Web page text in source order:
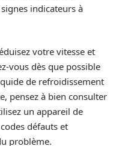
indicateurs à
votre vitesse et
vous dès que possible
de refroidissement
pensez à bien consulter
un appareil de
défauts et
problème.